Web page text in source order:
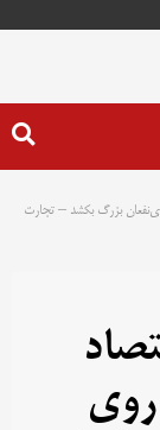
بزرگ بکشد – تجارت
روی